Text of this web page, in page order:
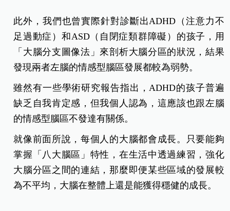
此外，我們也曾實際針對診斷出ADHD（注意力不
足過動症）和ASD（自閉症類群障礙）的孩子，用
「大腦分支圖像法」來剖析大腦分區的狀況，結果
發現兩者左腦的情感型腦區發展都較為弱勢。
雖然有一些學術研究報告指出，ADHD的孩子普遍
缺乏自我肯定感，但我個人認為，這應該也跟左腦
的情感型腦區不發達有關係。
就像前面所說，每個人的大腦都會成長。只要能夠
掌握「八大腦區」特性，在生活中透過練習，強化
大腦分區之間的連結，那麼即便某些區域的發展較
為不平均，大腦在整體上還是能獲得穩健的成長。